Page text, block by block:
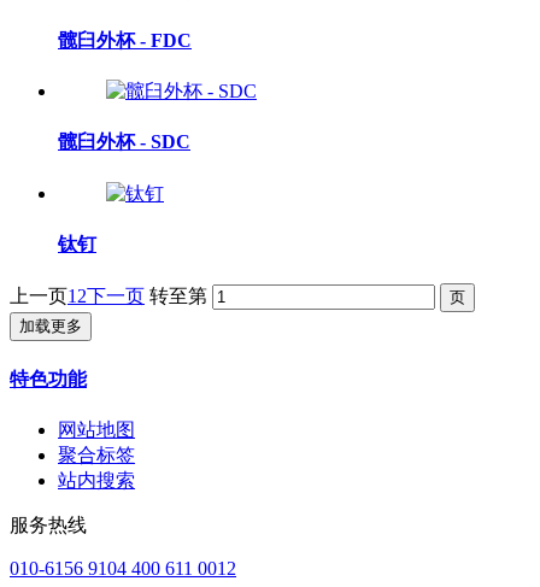
髋臼外杯 - FDC
髋臼外杯 - SDC
钛钉
上一页1 2下一页 转至第
加载更多
特色功能
网站地图
聚合标签
站内搜索
服务热线
010-6156 9104 400 611 0012